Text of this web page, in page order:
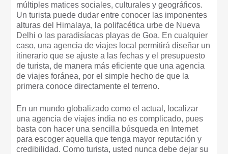
múltiples matices sociales, culturales y geográficos.
Un turista puede dudar entre conocer las imponentes
alturas del Himalaya, la polifacética urbe de Nueva
Delhi o las paradisíacas playas de Goa. En cualquier
caso, una agencia de viajes local permitirá diseñar un
itinerario que se ajuste a las fechas y el presupuesto
de turista, de manera más eficiente que una agencia
de viajes foránea, por el simple hecho de que la
primera conoce directamente el terreno.
En un mundo globalizado como el actual, localizar
una agencia de viajes india no es complicado, pues
basta con hacer una sencilla búsqueda en Internet
para escoger aquella que tenga mayor reputación y
credibilidad. Como turista, usted nunca debe dejar su